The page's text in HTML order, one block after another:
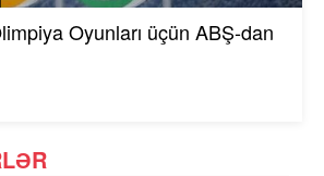
Oyunları üçün ABŞ-dan